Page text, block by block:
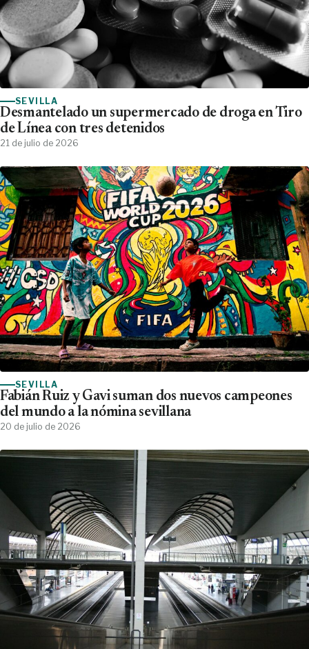
SEVILLA
Desmantelado un supermercado de droga en Tiro
de Línea con tres detenidos
21 de julio de 2026
SEVILLA
Fabián Ruiz y Gavi suman dos nuevos campeones
del mundo a la nómina sevillana
20 de julio de 2026